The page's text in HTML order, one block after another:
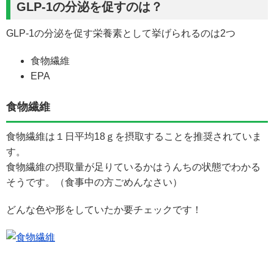
GLP-1の分泌を促すのは？
GLP-1の分泌を促す栄養素として挙げられるのは2つ
食物繊維
EPA
食物繊維
食物繊維は１日平均18ｇを摂取することを推奨されていま
す。
食物繊維の摂取量が足りているかはうんちの状態でわかる
そうです。（食事中の方ごめんなさい）
どんな色や形をしていたか要チェックです！